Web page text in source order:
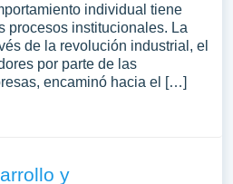
individual tiene
procesos institucionales. La
de la revolución industrial, el
por parte de las
encaminó hacia el […]
y